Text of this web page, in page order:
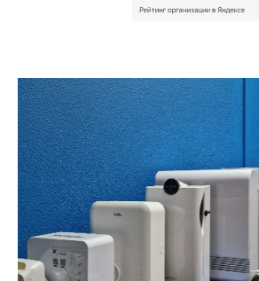
никаких проблем!